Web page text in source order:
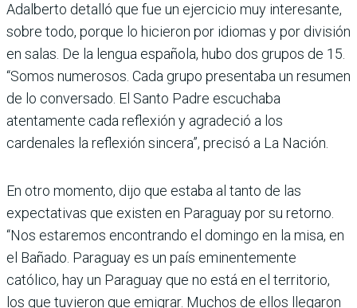
Adalberto detalló que fue un ejercicio muy interesante,
sobre todo, porque lo hicieron por idiomas y por división
en salas. De la lengua española, hubo dos grupos de 15.
“Somos numerosos. Cada grupo presentaba un resumen
de lo conversado. El Santo Padre escuchaba
atentamente cada reflexión y agradeció a los
cardenales la reflexión sincera”, precisó a La Nación.
En otro momento, dijo que estaba al tanto de las
expectativas que existen en Paraguay por su retorno.
“Nos estaremos encontrando el domingo en la misa, en
el Bañado. Paraguay es un país eminentemente
católico, hay un Paraguay que no está en el territorio,
los que tuvieron que emigrar. Muchos de ellos llegaron